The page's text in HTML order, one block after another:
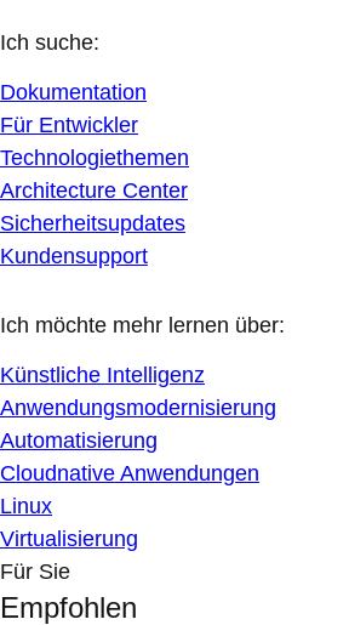
Ich suche:
Dokumentation
Für Entwickler
Technologiethemen
Architecture Center
Sicherheitsupdates
Kundensupport
Ich möchte mehr lernen über:
Künstliche Intelligenz
Anwendungsmodernisierung
Automatisierung
Cloudnative Anwendungen
Linux
Virtualisierung
Für Sie
Empfohlen